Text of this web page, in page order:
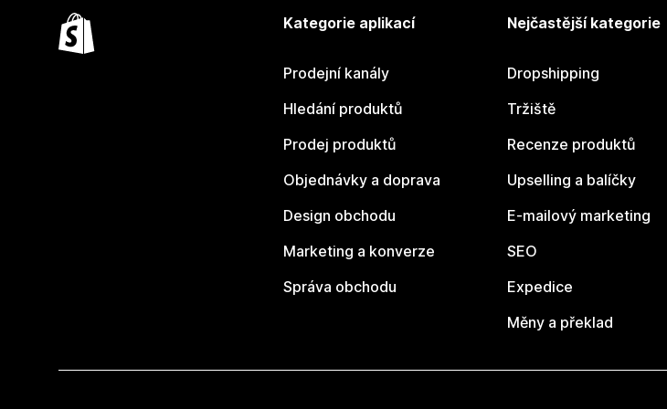
Kategorie aplikací
Prodejní kanály
Hledání produktů
Prodej produktů
Objednávky a doprava
Design obchodu
Marketing a konverze
Správa obchodu
Nejčastější kategorie
Dropshipping
Tržiště
Recenze produktů
Upselling a balíčky
E-mailový marketing
SEO
Expedice
Měny a překlad